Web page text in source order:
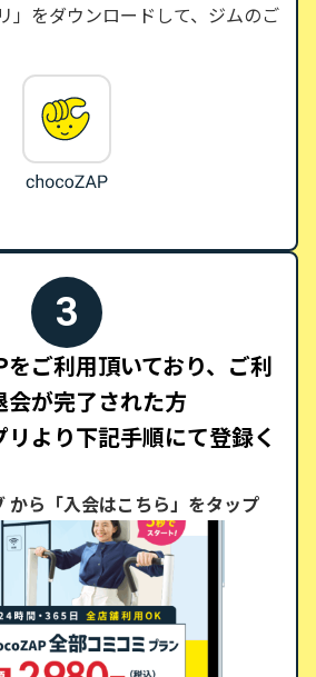
」をダウンロードして、ジムのご
3
ご利用頂いており、ご利
が完了された方
より下記手順にて登録く
から「入会はこちら」をタップ